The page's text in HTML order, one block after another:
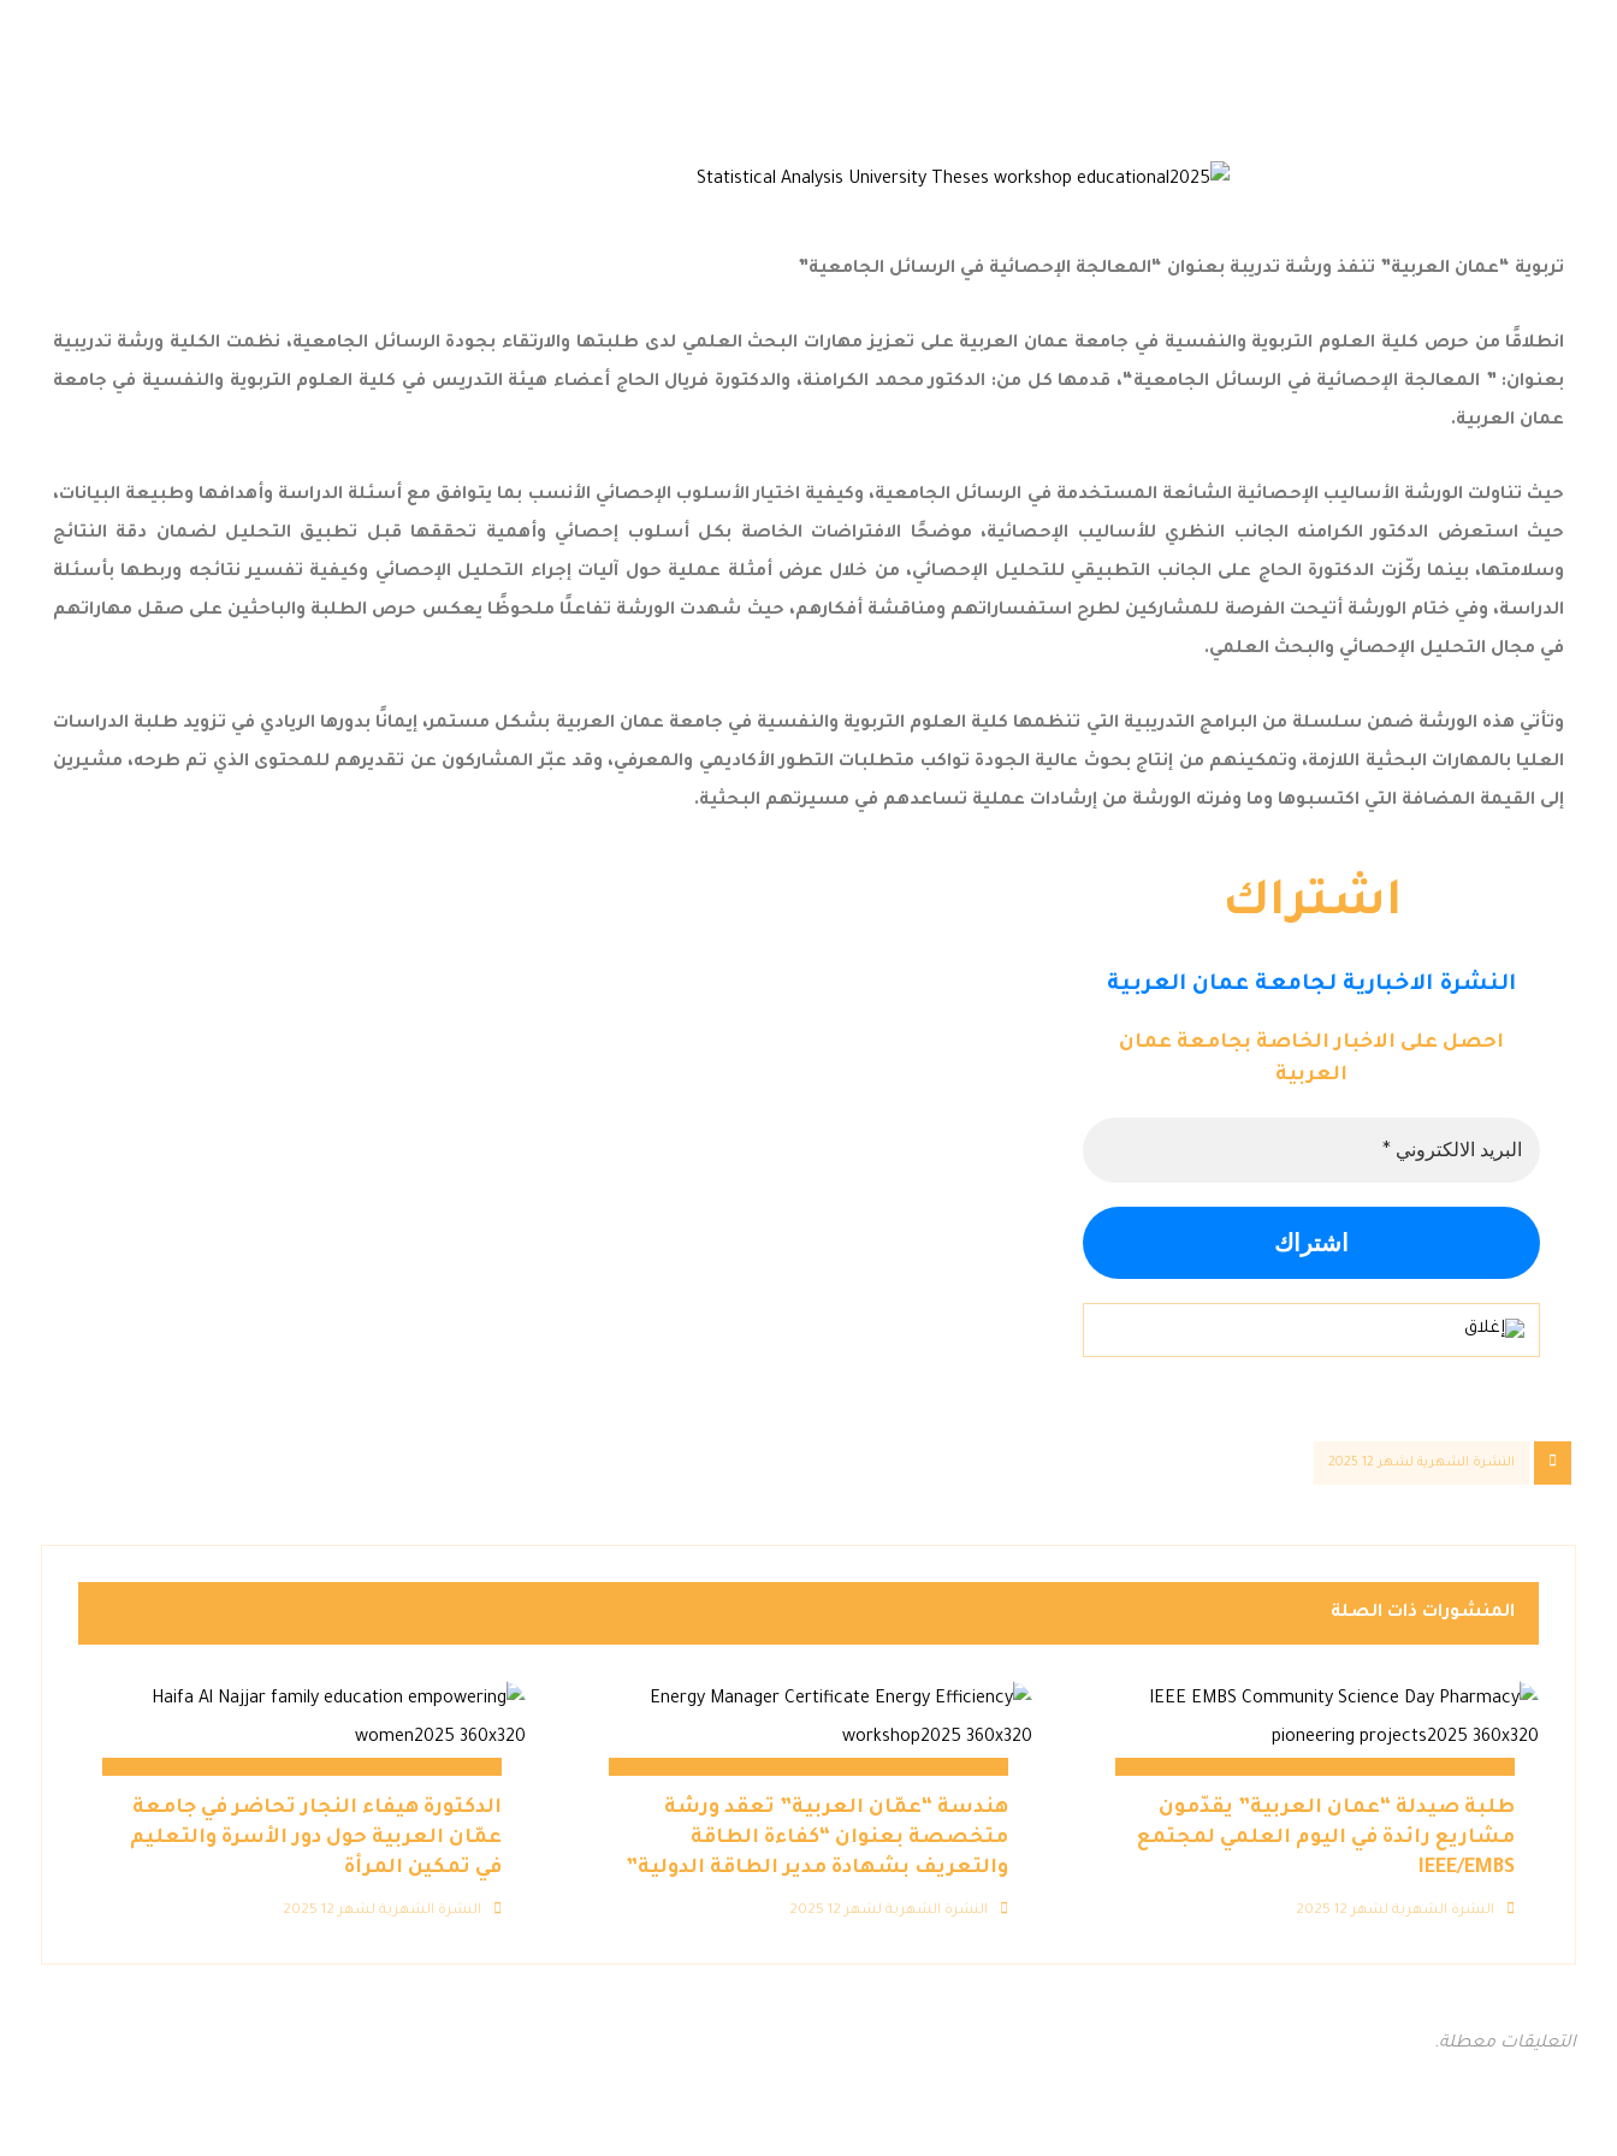
تربوية “عمان العربية” تنفذ ورشة تدريبة بعنوان “المعالجة الإحصائية في الرسائل الجامعية”
انطلاقًا من حرص كلية العلوم التربوية والنفسية في جامعة عمان العربية على تعزيز مهارات البحث العلمي لدى طلبتها والارتقاء بجودة الرسائل الجامعية، نظمت الكلية ورشة تدريبية
بعنوان: ” المعالجة الإحصائية في الرسائل الجامعية“، قدمها كل من: الدكتور محمد الكرامنة، والدكتورة فريال الحاج أعضاء هيئة التدريس في كلية العلوم التربوية والنفسية في جامعة
عمان العربية.
حيث تناولت الورشة الأساليب الإحصائية الشائعة المستخدمة في الرسائل الجامعية، وكيفية اختيار الأسلوب الإحصائي الأنسب بما يتوافق مع أسئلة الدراسة وأهدافها وطبيعة البيانات،
حيث استعرض الدكتور الكرامنه الجانب النظري للأساليب الإحصائية، موضحًا الافتراضات الخاصة بكل أسلوب إحصائي وأهمية تحققها قبل تطبيق التحليل لضمان دقة النتائج
وسلامتها، بينما ركّزت الدكتورة الحاج على الجانب التطبيقي للتحليل الإحصائي، من خلال عرض أمثلة عملية حول آليات إجراء التحليل الإحصائي وكيفية تفسير نتائجه وربطها بأسئلة
الدراسة، وفي ختام الورشة أتيحت الفرصة للمشاركين لطرح استفساراتهم ومناقشة أفكارهم، حيث شهدت الورشة تفاعلًا ملحوظًا يعكس حرص الطلبة والباحثين على صقل مهاراتهم
في مجال التحليل الإحصائي والبحث العلمي.
وتأتي هذه الورشة ضمن سلسلة من البرامج التدريبية التي تنظمها كلية العلوم التربوية والنفسية في جامعة عمان العربية بشكل مستمر، إيمانًا بدورها الريادي في تزويد طلبة الدراسات
العليا بالمهارات البحثية اللازمة، وتمكينهم من إنتاج بحوث عالية الجودة تواكب متطلبات التطور الأكاديمي والمعرفي، وقد عبّر المشاركون عن تقديرهم للمحتوى الذي تم طرحه، مشيرين
إلى القيمة المضافة التي اكتسبوها وما وفرته الورشة من إرشادات عملية تساعدهم في مسيرتهم البحثية.
اشتراك
النشرة الاخبارية لجامعة عمان العربية
احصل على الاخبار الخاصة بجامعة عمان
العربية
النشرة الشهرية لشهر 12 2025
المنشورات ذات الصلة
طلبة صيدلة “عمان العربية” يقدّمون
مشاريع رائدة في اليوم العلمي لمجتمع
IEEE/EMBS
النشرة الشهرية لشهر 12 2025
هندسة “عمّان العربية” تعقد ورشة
متخصصة بعنوان “كفاءة الطاقة
والتعريف بشهادة مدير الطاقة الدولية”
النشرة الشهرية لشهر 12 2025
الدكتورة هيفاء النجار تحاضر في جامعة
عمّان العربية حول دور الأسرة والتعليم
في تمكين المرأة
النشرة الشهرية لشهر 12 2025
التعليقات معطلة.